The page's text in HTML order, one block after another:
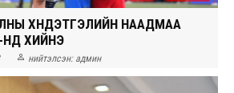
ХҮНДЭТГЭЛИЙН НААДМАА
НД ХИЙНЭ
 нийтэлсэн: админ